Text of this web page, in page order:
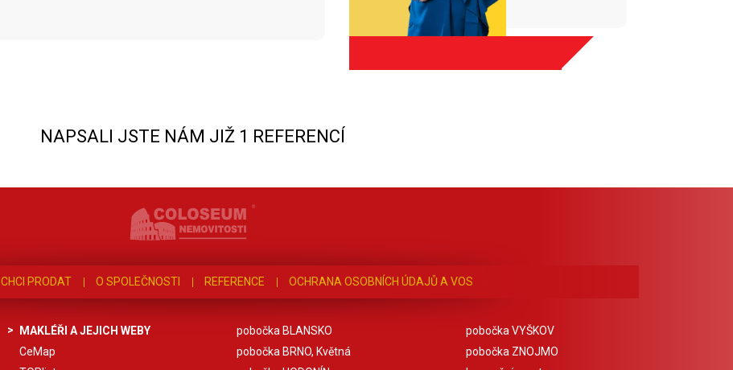
NAPSALI JSTE NÁM JIŽ 1 REFERENCÍ
CHCI PRODAT O SPOLEČNOSTI REFERENCE OCHRANA OSOBNÍCH ÚDAJŮ A VOS
MAKLÉŘI A JEJICH WEBY
CeMap
pobočka BLANSKO
pobočka BRNO, Květná
pobočka VYŠKOV
pobočka ZNOJMO